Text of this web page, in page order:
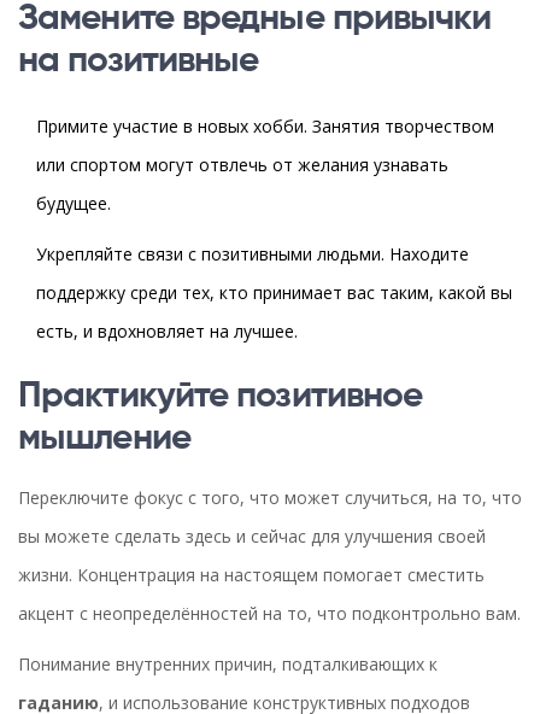
Замените вредные привычки
на позитивные
Примите участие в новых хобби. Занятия творчеством
или спортом могут отвлечь от желания узнавать
будущее.
Укрепляйте связи с позитивными людьми. Находите
поддержку среди тех, кто принимает вас таким, какой вы
есть, и вдохновляет на лучшее.
Практикуйте позитивное
мышление
Переключите фокус с того, что может случиться, на то, что
вы можете сделать здесь и сейчас для улучшения своей
жизни. Концентрация на настоящем помогает сместить
акцент с неопределённостей на то, что подконтрольно вам.
Понимание внутренних причин, подталкивающих к
гаданию, и использование конструктивных подходов